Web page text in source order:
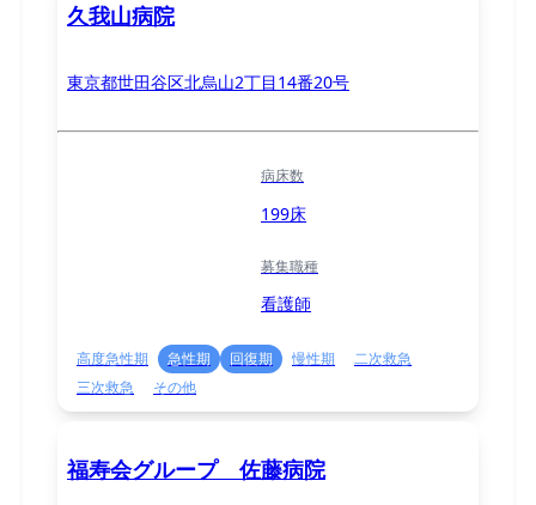
久我山病院
東京都世田谷区北烏山2丁目14番20号
病床数
199床
募集職種
看護師
高度急性期 急性期 回復期 慢性期
二次救急
三次救急
その他
福寿会グループ 佐藤病院